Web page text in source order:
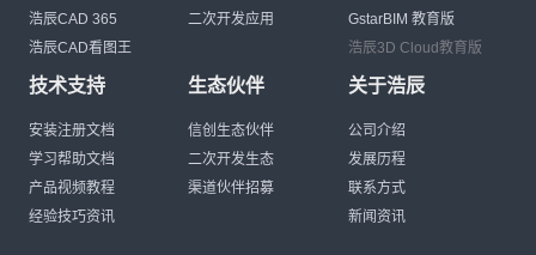
浩辰CAD 365
浩辰CAD看图王
二次开发应用
GstarBIM 教育版
浩辰3D Cloud教育版
技术支持
安装注册文档
学习帮助文档
产品视频教程
经验技巧资讯
生态伙伴
信创生态伙伴
二次开发生态
渠道伙伴招募
关于浩辰
公司介绍
发展历程
联系方式
新闻资讯